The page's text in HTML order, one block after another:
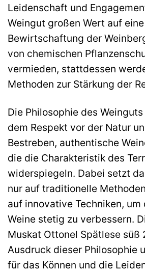
Leidenschaft und
Weingut großen Wert auf
Bewirtschaftung der
von chemischen
vermieden, stattdessen
Methoden zur Stärkung der
Die Philosophie des
dem Respekt vor der Natur
Bestreben, authentische
die die Charakteristik des
widerspiegeln. Dabei setzt
nur auf traditionelle
auf innovative Techniken,
Weine stetig zu verbessern.
Muskat Ottonel Spätlese süß
Ausdruck dieser Philosophie
für das Können und die